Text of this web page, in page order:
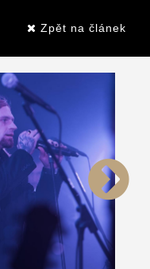
Zpět na článek